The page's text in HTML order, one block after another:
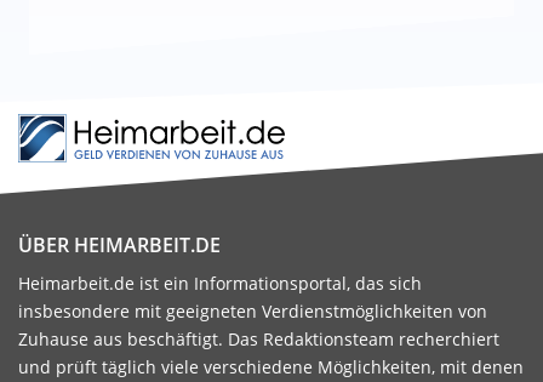
ÜBER HEIMARBEIT.DE
Heimarbeit.de ist ein Informationsportal, das sich
insbesondere mit geeigneten Verdienstmöglichkeiten von
Zuhause aus beschäftigt. Das Redaktionsteam recherchiert
und prüft täglich viele verschiedene Möglichkeiten, mit denen